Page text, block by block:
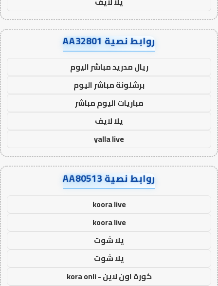
روابط نصية AA32801
ريال مدريد مباشر اليوم
برشلونة مباشر اليوم
مباريات اليوم مباشر
يلا لايف
yalla live
روابط نصية AA80513
koora live
koora live
يلا شوت
يلا شوت
كورة اون لاين - kora onli